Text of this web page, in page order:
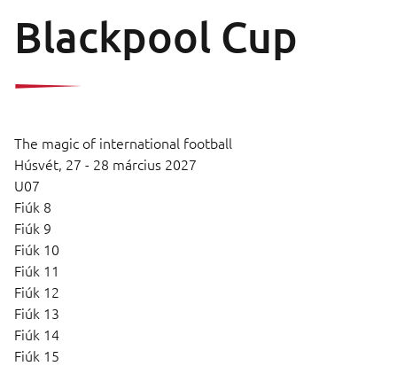
Blackpool Cup
The magic of international football
Húsvét, 27 - 28 március 2027
U07
Fiúk 8
Fiúk 9
Fiúk 10
Fiúk 11
Fiúk 12
Fiúk 13
Fiúk 14
Fiúk 15